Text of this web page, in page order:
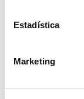
Estadística
Marketing
poder
éxito y
puedan